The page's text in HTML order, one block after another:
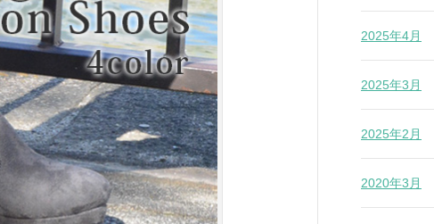
2025年4月
2025年3月
2025年2月
2020年3月